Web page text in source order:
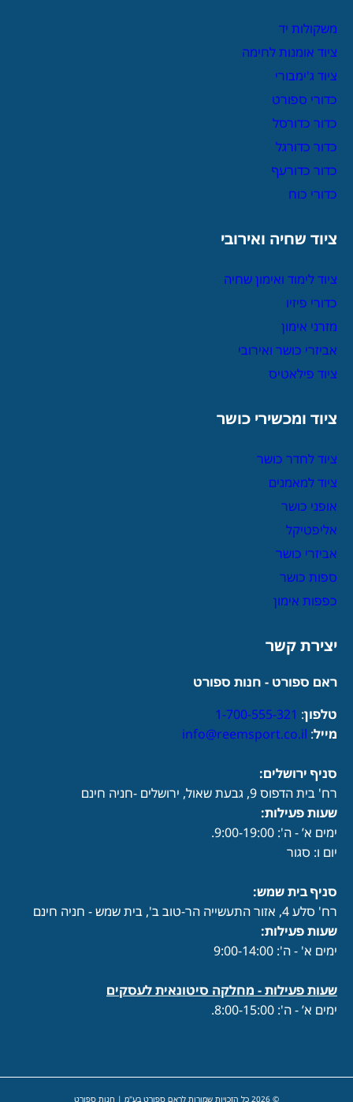
משקולות יד
ציוד אומנות לחימה
ציוד ג'ימבורי
כדורי ספורט
כדור כדורסל
כדור כדורגל
כדור כדורעף
כדורי כוח
ציוד שחיה ואירובי
ציוד לימוד ואימון שחיה
כדורי פיזיו
מזרני אימון
אביזרי כושר ואירובי
ציוד פילאטיס
ציוד ומכשירי כושר
ציוד לחדר כושר
ציוד למאמנים
אופני כושר
אליפטיקל
אביזרי כושר
ספות כושר
כפפות אימון
יצירת קשר
ראם ספורט - חנות ספורט
טלפון:
1-700-555-321
מייל:
info@reemsport.co.il
סניף ירושלים:
רח' בית הדפוס 9, גבעת שאול, ירושלים -חניה חינם
שעות פעילות:
ימים א’ - ה': 9:00-19:00.
יום ו: סגור
סניף בית שמש:
רח' סלע 4, אזור התעשייה הר-טוב ב', בית שמש - חניה חינם
שעות פעילות:
ימים א' - ה': 9:00-14:00
שעות פעילות - מחלקה סיטונאית לעסקים
ימים א’ - ה': 8:00-15:00.
© 2026 כל הזכויות שמורות לראם ספורט בע"מ | חנות ספורט